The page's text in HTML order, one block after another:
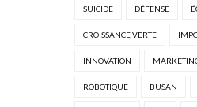
SUICIDE DÉFENSE
CROISSANCE VERTE
INNOVATION
ROBOTIQUE BUSAN